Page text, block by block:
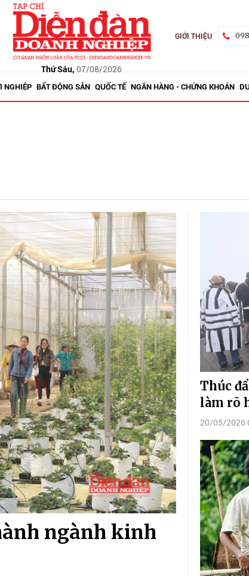
Thứ Sáu, 07/08/2026
GIỚI THIỆU
NGHIỆP BẤT ĐỘNG SẢN QUỐC TẾ NGÂN HÀNG - CHỨNG KHOÁN
ngành kinh
Thúc
làm rõ
20/05/2026